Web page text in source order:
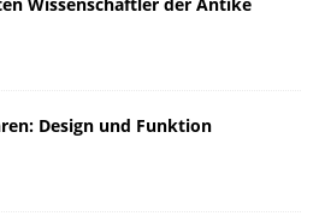
Design und Funktion